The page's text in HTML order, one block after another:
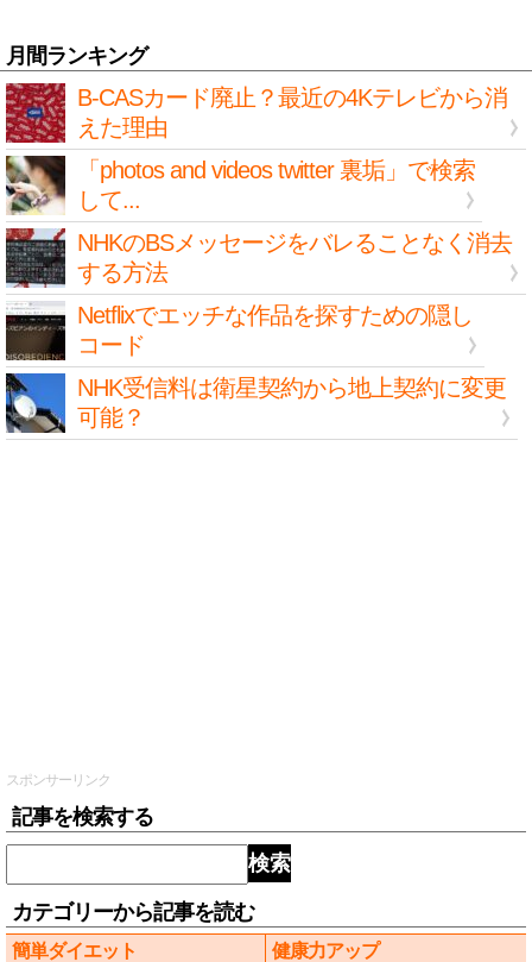
月間ランキング
B-CASカード廃止？最近の4Kテレビから消
えた理由
「photos and videos twitter 裏垢」で検索
して...
NHKのBSメッセージをバレることなく消去
する方法
Netflixでエッチな作品を探すための隠し
コード
NHK受信料は衛星契約から地上契約に変更
可能？
スポンサーリンク
記事を検索する
検索
カテゴリーから記事を読む
簡単ダイエット 健康力アップ